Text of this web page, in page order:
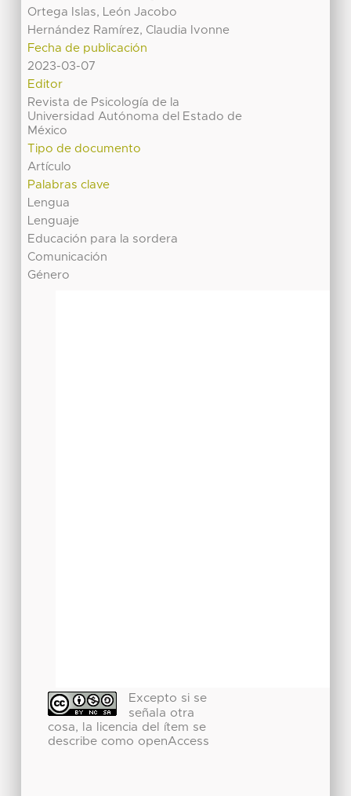
Ortega Islas, León Jacobo
Hernández Ramírez, Claudia Ivonne
Fecha de publicación
2023-03-07
Editor
Revista de Psicología de la
Universidad Autónoma del Estado de
México
Tipo de documento
Artículo
Palabras clave
Lengua
Lenguaje
Educación para la sordera
Comunicación
Género
Excepto si se
señala otra
cosa, la licencia del ítem se
describe como openAccess